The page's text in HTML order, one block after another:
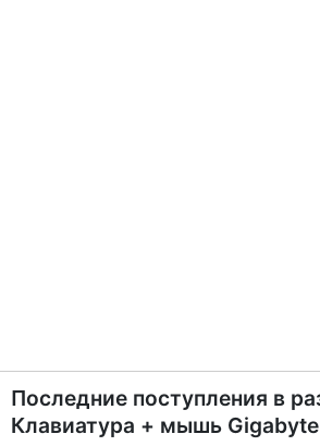
Последние поступления в
Клавиатура + мышь Gigabyte